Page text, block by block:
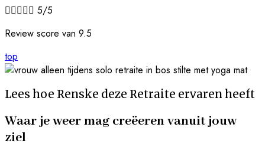
 5/5
Review score van 9.5
top
Lees hoe Renske deze Retraite ervaren heeft
Waar je weer mag creëeren vanuit jouw
ziel